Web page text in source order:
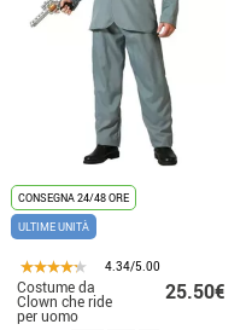
CONSEGNA 24/48 ORE
ULTIME UNITÀ
4.34/5.00
Costume da
Clown che ride
per uomo
25.50€